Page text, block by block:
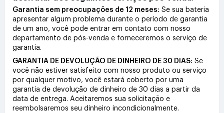
Garantia sem preocupações de 12 meses: Se sua bateria
apresentar algum problema durante o período de garantia
de um ano, você pode entrar em contato com nosso
departamento de pós-venda e forneceremos o serviço de
garantia.
GARANTIA DE DEVOLUÇÃO DE DINHEIRO DE 30 DIAS: Se
você não estiver satisfeito com nosso produto ou serviço
por qualquer motivo, você estará coberto por uma
garantia de devolução de dinheiro de 30 dias a partir da
data de entrega. Aceitaremos sua solicitação e
reembolsaremos seu dinheiro incondicionalmente.